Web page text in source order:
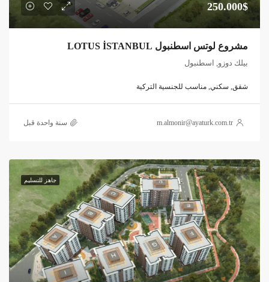
250.000$
مشروع لوتس اسطنبول LOTUS İSTANBUL
بيلك دوزو, اسطنبول
شقق, سكني, مناسب للجنسية التركية
m.almonir@ayaturk.com.tr ‏سنة واحدة قبل
جاهز للتسليم